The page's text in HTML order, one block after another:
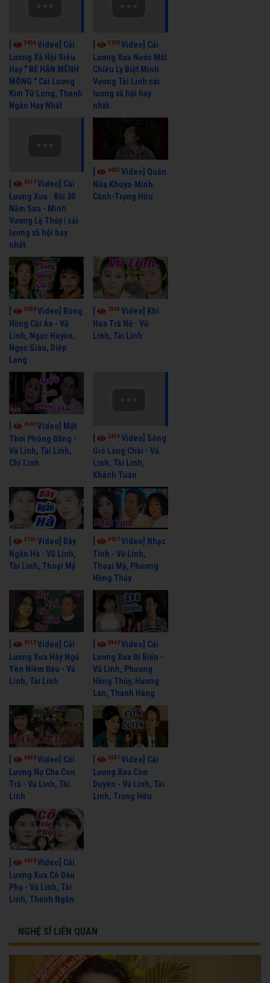
5456Video] Cải
Lương Xã Hội Siêu
Hay " BỂ HẬN MÊNH
MÔNG " Cải Lương
Kim Tử Long, Thanh
Ngân Hay Nhất
5730Video] Cải
Lương Xưa Nước Mắt
Chiều Ly Biệt Minh
Vương Tài Linh cải
lương xã hội hay
nhất
6317Video] Cải
Lương Xưa : Rồi 30
Năm Sau - Minh
Vương Lệ Thủy | cải
lương xã hội hay
nhất
6035Video] Quán
Nửa Khuya-Minh
Cảnh-Trọng Hữu
9050Video] Bông
Hồng Cài Áo - Vũ
Linh, Ngọc Huyền,
Ngọc Giàu, Diệp
Lang
7343Video] Khi
Hoa Trà Nở - Vũ
Linh, Tài Linh
4107Video] Một
Thời Phóng Đãng -
Vũ Linh, Tài Linh,
Chí Linh
3656Video] Sóng
Gió Làng Chài - Vũ
Linh, Tài Linh,
Khánh Tuấn
3765 Video] Dãy
Ngân Hà - Vũ Linh,
Tài Linh, Thoại Mỹ
3437Video] Nhạc
Tình - Vũ Linh,
Thoại Mỹ, Phương
Hồng Thủy
4112Video] Cải
Lương Xưa Hãy Ngủ
Yên Niềm Đau - Vũ
Linh, Tài Linh
3962Video] Cải
Lương Xưa Đi Biển -
Vũ Linh, Phương
Hồng Thủy, Hương
Lan, Thanh Hằng
4430Video] Cải
Lương Nợ Cha Con
Trả - Vũ Linh, Tài
Linh
3597Video] Cải
Lương Xưa Còn
Duyên - Vũ Linh, Tài
Linh, Trọng Hữu
[ 4010Video] Cải
Lương Xưa Cô Dâu
Phụ - Vũ Linh, Tài
Linh, Thanh Ngân
NGHỆ SĨ LIÊN QUAN